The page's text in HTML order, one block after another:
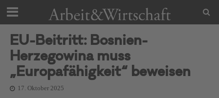
EU-Beitritt: Bosnien-
Herzegowina muss
„Europafähigkeit“ beweisen
17. Oktober 2025